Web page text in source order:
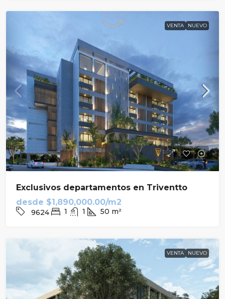
VENTA NUEVO
Exclusivos departamentos en Triventto
desde $1,890,000.00/m2
9624 1 1 50 m²
VENTA NUEVO